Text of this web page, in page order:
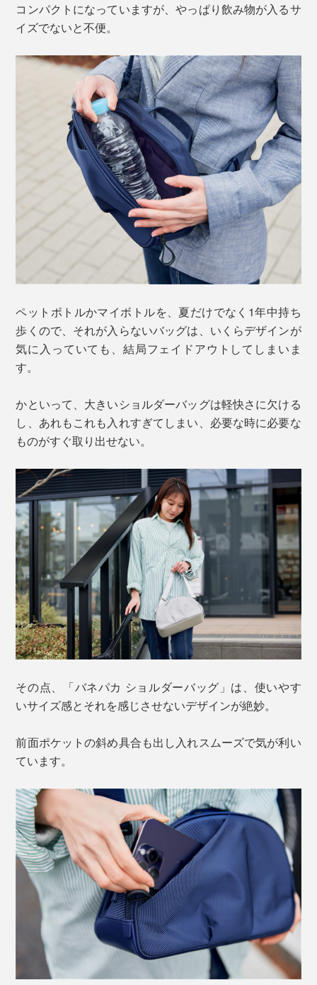
コンパクトになっていますが、やっぱり飲み物が入るサ
イズでないと不便。
ペットボトルかマイボトルを、夏だけでなく1年中持ち
歩くので、それが入らないバッグは、いくらデザインが
気に入っていても、結局フェイドアウトしてしまいま
す。
かといって、大きいショルダーバッグは軽快さに欠ける
し、あれもこれも入れすぎてしまい、必要な時に必要な
ものがすぐ取り出せない。
その点、「バネパカ ショルダーバッグ」は、使いやす
いサイズ感とそれを感じさせないデザインが絶妙。
前面ポケットの斜め具合も出し入れスムーズで気が利い
ています。